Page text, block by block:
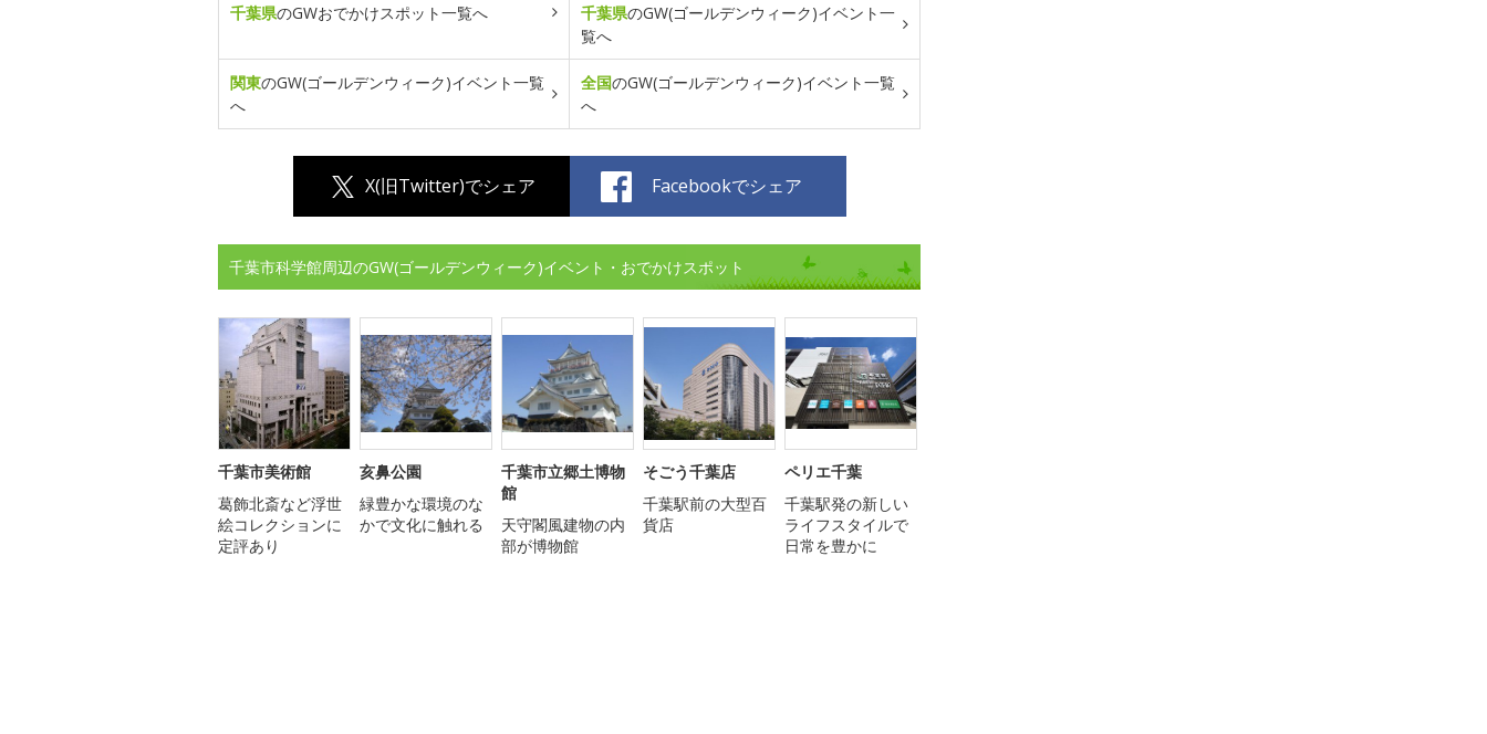
千葉県のGWおでかけスポット一覧へ 千葉県のGW(ゴールデンウィーク)イベント一
覧へ
関東のGW(ゴールデンウィーク)イベント一覧
へ
全国のGW(ゴールデンウィーク)イベント一覧
へ
X(旧Twitter)でシェア Facebookでシェア
千葉市科学館周辺のGW(ゴールデンウィーク)イベント・おでかけスポット
千葉市美術館
葛飾北斎など浮世
絵コレクションに
定評あり
亥鼻公園
緑豊かな環境のな
かで文化に触れる
千葉市立郷土博物
館
天守閣風建物の内
部が博物館
そごう千葉店
千葉駅前の大型百
貨店
ペリエ千葉
千葉駅発の新しい
ライフスタイルで
日常を豊かに